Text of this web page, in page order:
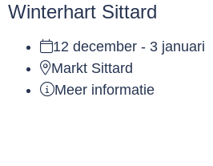
Winterhart Sittard
12 december - 3 januari
Markt Sittard
Meer informatie